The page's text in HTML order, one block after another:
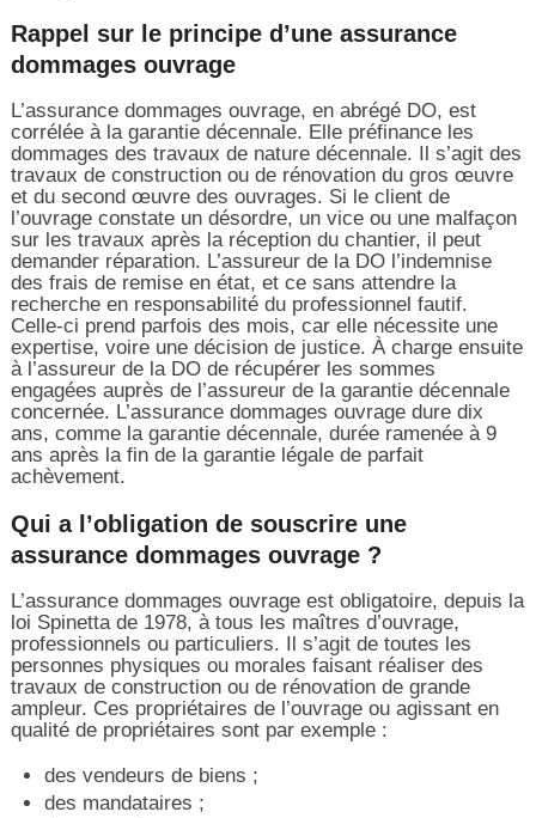
Rappel sur le principe d’une assurance
dommages ouvrage
L’assurance dommages ouvrage, en abrégé DO, est
corrélée à la garantie décennale. Elle préfinance les
dommages des travaux de nature décennale. Il s’agit des
travaux de construction ou de rénovation du gros œuvre
et du second œuvre des ouvrages. Si le client de
l’ouvrage constate un désordre, un vice ou une malfaçon
sur les travaux après la réception du chantier, il peut
demander réparation. L’assureur de la DO l’indemnise
des frais de remise en état, et ce sans attendre la
recherche en responsabilité du professionnel fautif.
Celle-ci prend parfois des mois, car elle nécessite une
expertise, voire une décision de justice. À charge ensuite
à l’assureur de la DO de récupérer les sommes
engagées auprès de l’assureur de la garantie décennale
concernée. L’assurance dommages ouvrage dure dix
ans, comme la garantie décennale, durée ramenée à 9
ans après la fin de la garantie légale de parfait
achèvement.
Qui a l’obligation de souscrire une
assurance dommages ouvrage ?
L’assurance dommages ouvrage est obligatoire, depuis la
loi Spinetta de 1978, à tous les maîtres d’ouvrage,
professionnels ou particuliers. Il s’agit de toutes les
personnes physiques ou morales faisant réaliser des
travaux de construction ou de rénovation de grande
ampleur. Ces propriétaires de l’ouvrage ou agissant en
qualité de propriétaires sont par exemple :
des vendeurs de biens ;
des mandataires ;